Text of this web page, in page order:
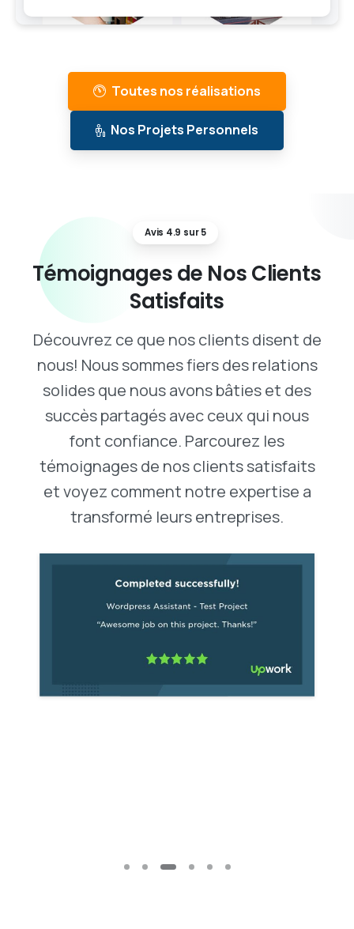
Toutes nos réalisations
Nos Projets Personnels
Avis 4.9 sur 5
Témoignagesde NosClients
Satisfaits
Découvrez ce que nos clients disent de
nous! Nous sommes fiers des relations
solides que nous avons bâties et des
succès partagés avec ceux qui nous
font confiance. Parcourez les
témoignages de nos clients satisfaits
et voyez comment notre expertise a
transformé leurs entreprises.